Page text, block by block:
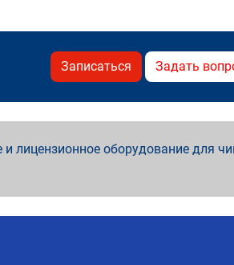
Записаться Задать
лицензионное оборудование для